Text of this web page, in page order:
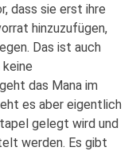
dass sie erst ihre
hinzuzufügen,
Das ist auch
das Mana im
es aber eigentlich
gelegt wird und
werden. Es gibt